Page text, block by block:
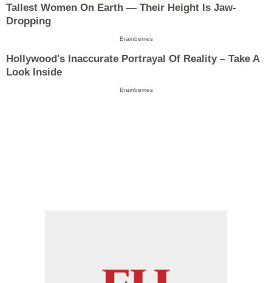
Tallest Women On Earth — Their Height Is Jaw-
Dropping
Brainberries
Hollywood's Inaccurate Portrayal Of Reality – Take A
Look Inside
Brainberries